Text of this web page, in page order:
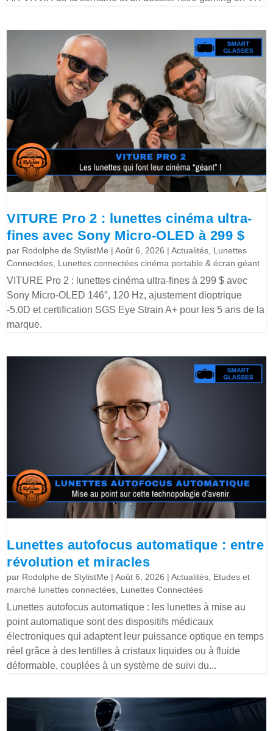
VITURE Pro 2 : lunettes cinéma ultra-
fines avec Sony Micro-OLED à 299 $
par Rodolphe de StylistMe |Août 6, 2026 |Actualités Lunettes
Connectées Lunettes connectées cinéma portable & écran géant
VITURE Pro 2 : lunettes cinéma ultra-fines à 299 $ avec
Sony Micro-OLED 146″, 120 Hz, ajustement dioptrique
-5.0D et certification SGS Eye Strain A+ pour les 5 ans de la
marque.
Lunettes autofocus automatique : entre
révolution et miracles
par Rodolphe de StylistMe |Août 6, 2026 |Actualités Etudes et
marché lunettes connectées Lunettes Connectées
Lunettes autofocus automatique : les lunettes à mise au
point automatique sont des dispositifs médicaux
électroniques qui adaptent leur puissance optique en temps
réel grâce à des lentilles à cristaux liquides ou à fluide
déformable, couplées à un système de suivi du...